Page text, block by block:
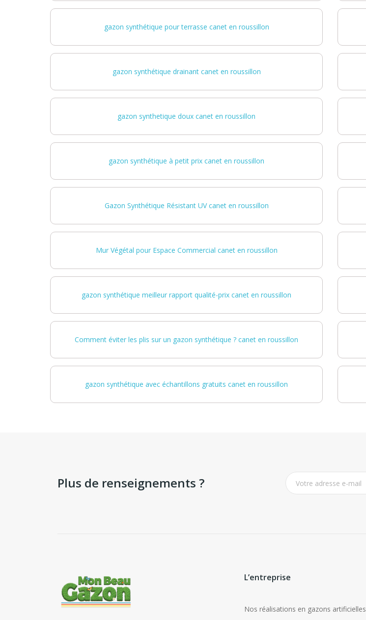
gazon synthétique pour terrasse canet en roussillon
gazon synthétique drainant canet en roussillon
gazon synthetique doux canet en roussillon
gazon synthétique à petit prix canet en roussillon
Gazon Synthétique Résistant UV canet en roussillon
Mur Végétal pour Espace Commercial canet en roussillon
gazon synthétique meilleur rapport qualité-prix canet en roussillon
Comment éviter les plis sur un gazon synthétique ? canet en roussillon
gazon synthétique avec échantillons gratuits canet en roussillon
Plus de renseignements ?
L’entreprise
Nos réalisations en gazons artificielles